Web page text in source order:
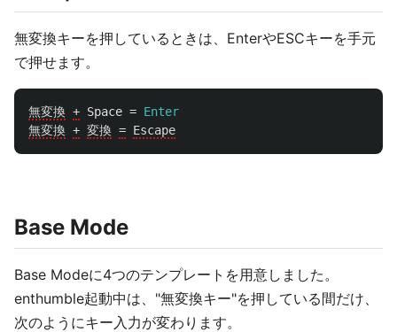
無変換キーを押しているときは、EnterやESCキーを手元
で押せます。
無変換 + Space = Enter
無変換 + 変換 = Escape
Base Mode
Base Modeに4つのテンプレートを用意しました。
enthumble起動中は、"無変換キー"を押している間だけ、
次のようにキー入力が変わります。